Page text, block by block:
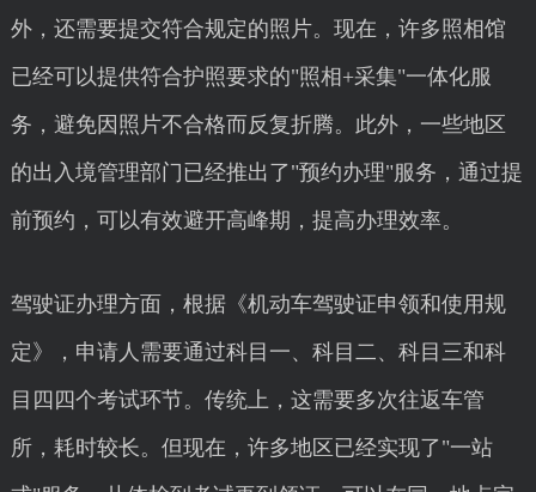
外，还需要提交符合规定的照片。现在，许多照相馆
已经可以提供符合护照要求的"照相+采集"一体化服
务，避免因照片不合格而反复折腾。此外，一些地区
的出入境管理部门已经推出了"预约办理"服务，通过提
前预约，可以有效避开高峰期，提高办理效率。
驾驶证办理方面，根据《机动车驾驶证申领和使用规
定》，申请人需要通过科目一、科目二、科目三和科
目四四个考试环节。传统上，这需要多次往返车管
所，耗时较长。但现在，许多地区已经实现了"一站